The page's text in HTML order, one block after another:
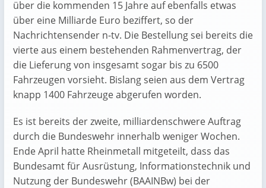
über die kommenden 15 Jahre auf ebenfalls etwas
über eine Milliarde Euro beziffert, so der
Nachrichtensender n-tv. Die Bestellung sei bereits die
vierte aus einem bestehenden Rahmenvertrag, der
die Lieferung von insgesamt sogar bis zu 6500
Fahrzeugen vorsieht. Bislang seien aus dem Vertrag
knapp 1400 Fahrzeuge abgerufen worden.
Es ist bereits der zweite, milliardenschwere Auftrag
durch die Bundeswehr innerhalb weniger Wochen.
Ende April hatte Rheinmetall mitgeteilt, dass das
Bundesamt für Ausrüstung, Informationstechnik und
Nutzung der Bundeswehr (BAAINBw) bei der